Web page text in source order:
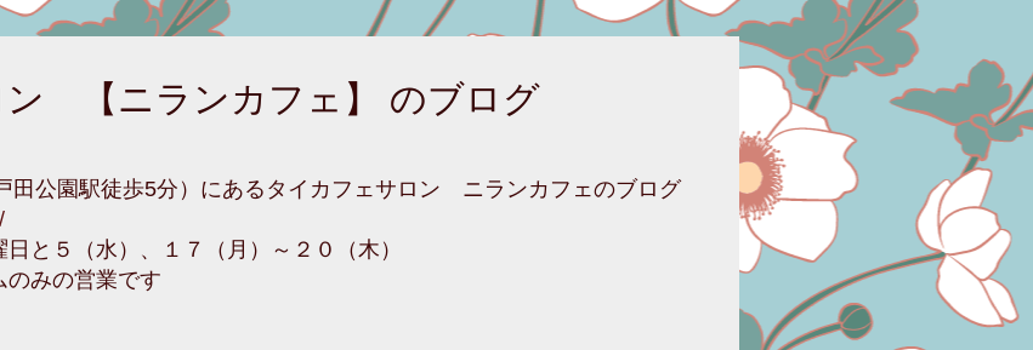
ン 【ニランカフェ】 のブログ
田公園駅徒歩5分）にあるタイカフェサロン ニランカフェのブログ
日と５（水）、１７（月）～２０（木）
のみの営業です